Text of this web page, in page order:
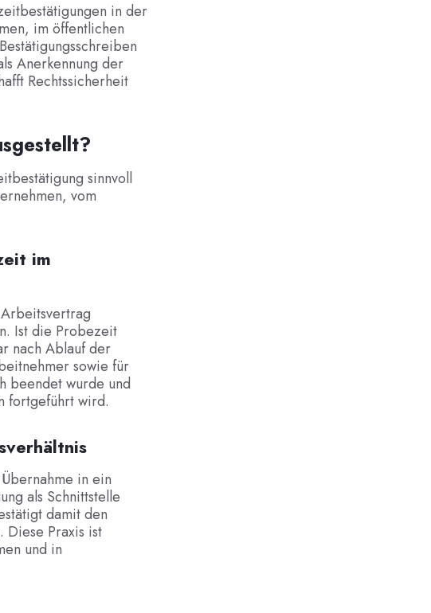
in der
im öffentlichen
Anerkennung der
Rechtssicherheit
sinnvoll
vom
im
Ist die Probezeit
nach Ablauf der
sowie für
beendet wurde und
fortgeführt wird.
in ein
als Schnittstelle
damit den
Diese Praxis ist
und in